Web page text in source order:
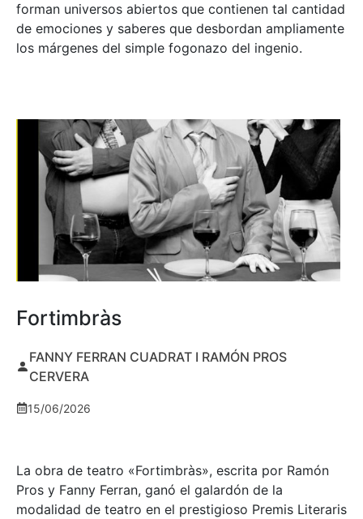
forman universos abiertos que contienen tal cantidad
de emociones y saberes que desbordan ampliamente
los márgenes del simple fogonazo del ingenio.
Fortimbràs
FANNY FERRAN CUADRAT I RAMÓN PROS
CERVERA
15/06/2026
La obra de teatro «Fortimbràs», escrita por Ramón
Pros y Fanny Ferran, ganó el galardón de la
modalidad de teatro en el prestigioso Premis Literaris